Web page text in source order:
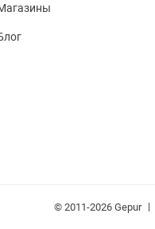
© 2011-2026 Gepur |